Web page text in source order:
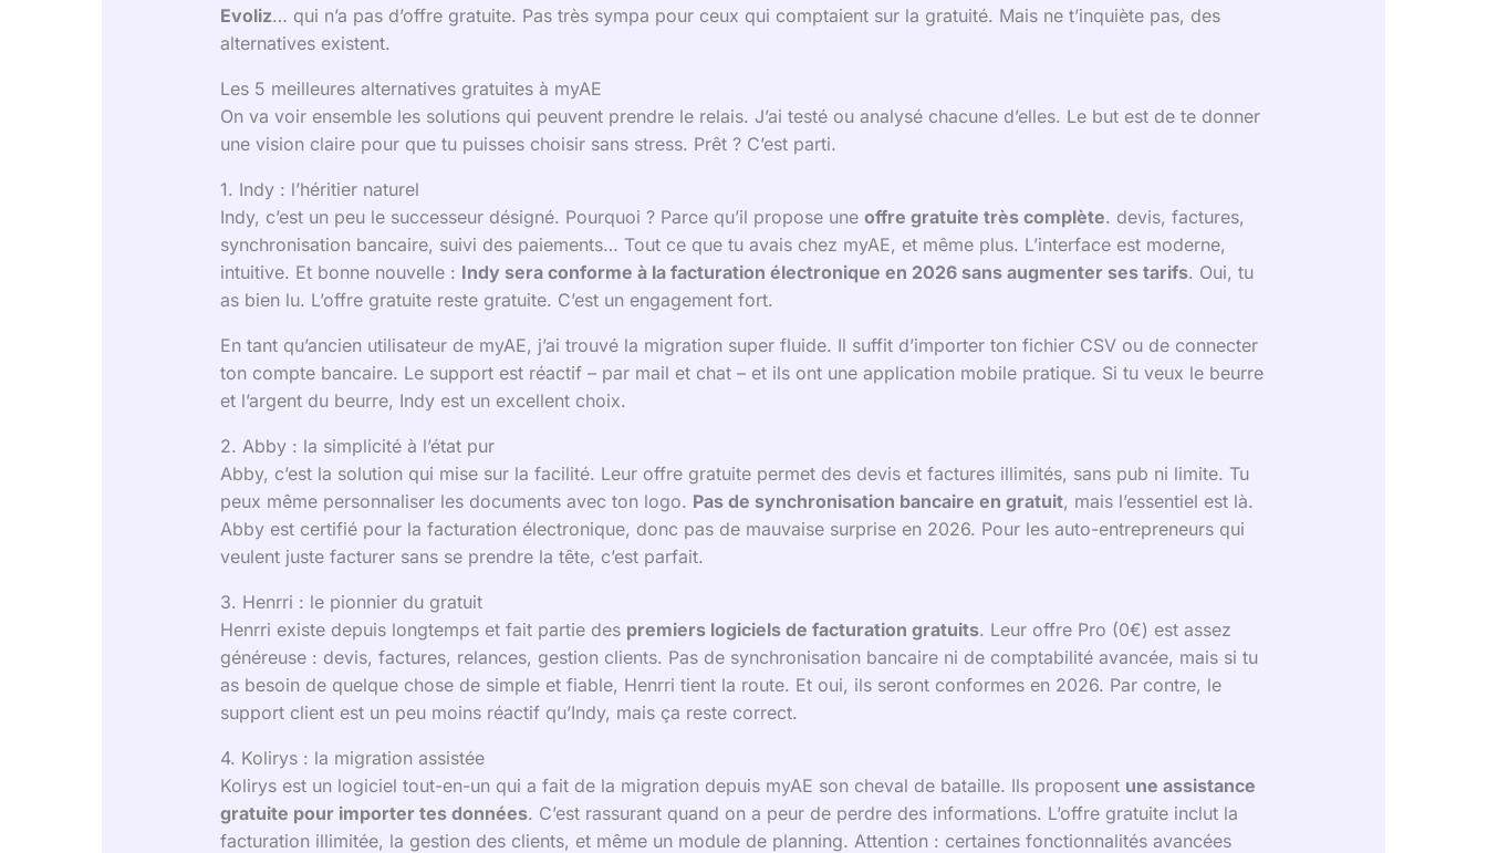
Evoliz… qui n’a pas d’offre gratuite. Pas très sympa pour ceux qui comptaient sur la gratuité. Mais ne t’inquiète pas, des
alternatives existent.
Les 5 meilleures alternatives gratuites à myAE
On va voir ensemble les solutions qui peuvent prendre le relais. J’ai testé ou analysé chacune d’elles. Le but est de te donner
une vision claire pour que tu puisses choisir sans stress. Prêt ? C’est parti.
1. Indy : l’héritier naturel
Indy, c’est un peu le successeur désigné. Pourquoi ? Parce qu’il propose une offre gratuite très complète. devis, factures,
synchronisation bancaire, suivi des paiements… Tout ce que tu avais chez myAE, et même plus. L’interface est moderne,
intuitive. Et bonne nouvelle : Indy sera conforme à la facturation électronique en 2026 sans augmenter ses tarifs. Oui, tu
as bien lu. L’offre gratuite reste gratuite. C’est un engagement fort.
En tant qu’ancien utilisateur de myAE, j’ai trouvé la migration super fluide. Il suffit d’importer ton fichier CSV ou de connecter
ton compte bancaire. Le support est réactif – par mail et chat – et ils ont une application mobile pratique. Si tu veux le beurre
et l’argent du beurre, Indy est un excellent choix.
2. Abby : la simplicité à l’état pur
Abby, c’est la solution qui mise sur la facilité. Leur offre gratuite permet des devis et factures illimités, sans pub ni limite. Tu
peux même personnaliser les documents avec ton logo. Pas de synchronisation bancaire en gratuit, mais l’essentiel est là.
Abby est certifié pour la facturation électronique, donc pas de mauvaise surprise en 2026. Pour les auto-entrepreneurs qui
veulent juste facturer sans se prendre la tête, c’est parfait.
3. Henrri : le pionnier du gratuit
Henrri existe depuis longtemps et fait partie des premiers logiciels de facturation gratuits. Leur offre Pro (0€) est assez
généreuse : devis, factures, relances, gestion clients. Pas de synchronisation bancaire ni de comptabilité avancée, mais si tu
as besoin de quelque chose de simple et fiable, Henrri tient la route. Et oui, ils seront conformes en 2026. Par contre, le
support client est un peu moins réactif qu’Indy, mais ça reste correct.
4. Kolirys : la migration assistée
Kolirys est un logiciel tout-en-un qui a fait de la migration depuis myAE son cheval de bataille. Ils proposent une assistance
gratuite pour importer tes données. C’est rassurant quand on a peur de perdre des informations. L’offre gratuite inclut la
facturation illimitée, la gestion des clients, et même un module de planning. Attention : certaines fonctionnalités avancées